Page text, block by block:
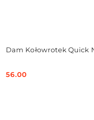
Dam Kołowrotek Quick
Cena:
56.00